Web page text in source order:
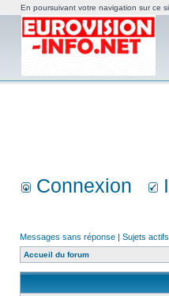
Connexion
Messages sans réponse | Sujets actifs
Accueil du forum
En poursuivant votre navigation sur ce